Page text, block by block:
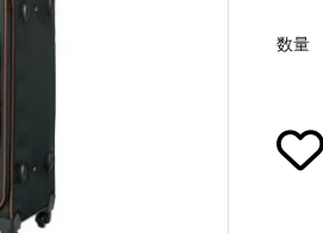
椅子・机・そ
数量